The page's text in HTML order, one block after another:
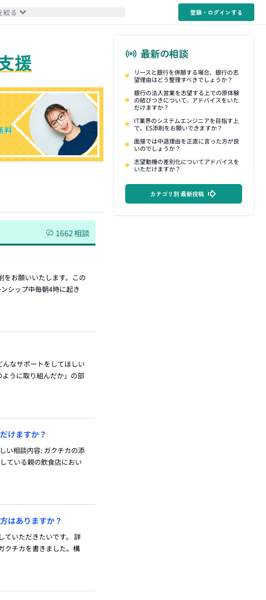
絞る 登録・ログインする
援
料
1662相談
をお願いいたします。この
シップ中毎朝4時に起き
なサポートをしてほしい
うに取り組んだか」の部
けますか？
い相談内容: ガクチカの添
ている親の飲食店におい
はありますか？
ていただきたいです。 詳
クチカを書きました。構
最新の相談
リースと銀行を併願する場合、銀行の志
望理由はどう整理すべきでしょうか？
銀行の法人営業を志望する上での原体験
の結びつきについて、アドバイスをいた
だけますか？
IT業界のシステムエンジニアを目指す上
で、ES添削をお願いできますか？
面接では中退理由を正直に言った方が良
いのでしょうか？
志望動機の差別化についてアドバイスを
いただけますか？
カテゴリ別 最新投稿